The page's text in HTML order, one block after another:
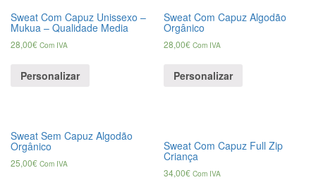
Sweat Com Capuz Unissexo –
Mukua – Qualidade Media
28,00€ Com IVA
Personalizar
Sweat Com Capuz Algodão
Orgânico
28,00€ Com IVA
Personalizar
Sweat Sem Capuz Algodão
Orgânico
25,00€ Com IVA
Sweat Com Capuz Full Zip
Criança
34,00€ Com IVA